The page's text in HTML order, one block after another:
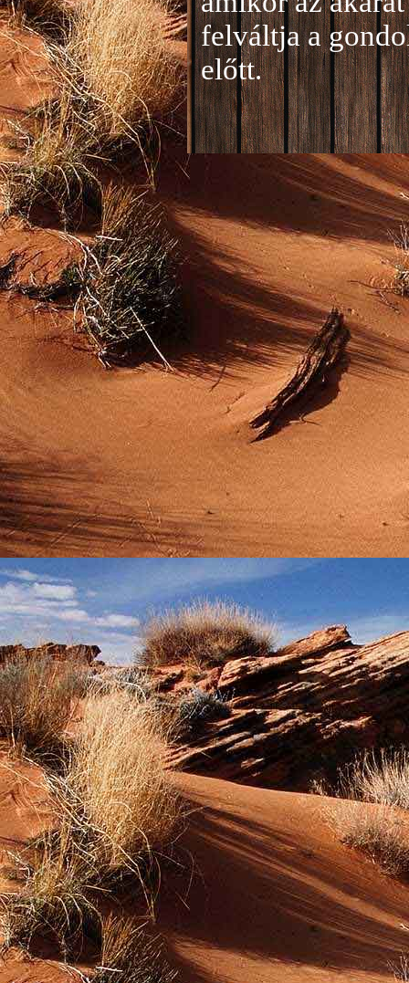
felváltja a
előtt.
Jelentkezés a
A
folyamatosan
benyújtása a je
történik mind
személyesen.
személyesen a
címen tudjátok
Kérelmeteket
amennyiben
ovi bejárata a
nyíló
Szeretettel
Elérhetőségek
Dr. Göllner
2081 Piliscsaba,
e-mail:
telefonszám: